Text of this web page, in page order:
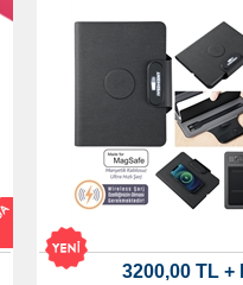
3200,00 TL +